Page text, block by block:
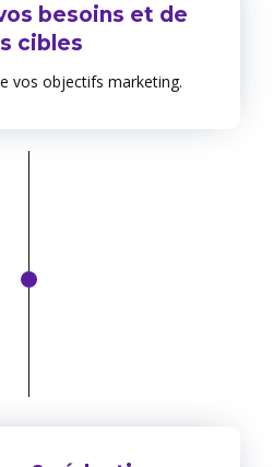
besoins et de
cibles
vos objectifs marketing.